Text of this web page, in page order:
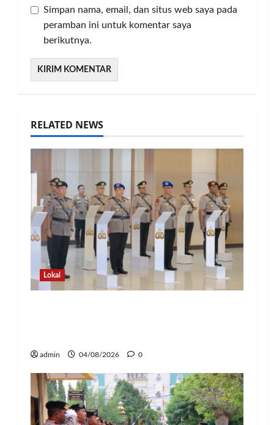
Simpan nama, email, dan situs web saya pada
peramban ini untuk komentar saya
berikutnya.
RELATED NEWS
Lokal
admin 04/08/2026 0